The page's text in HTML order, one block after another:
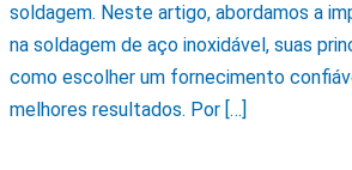
soldagem. Neste artigo, abordamos a
na soldagem de aço inoxidável, suas
como escolher um fornecimento
melhores resultados. Por […]